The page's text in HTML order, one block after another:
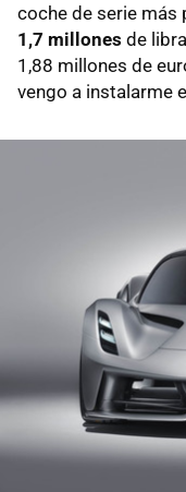
coche de serie más
1,7 millones de
1,88 millones de
vengo a instalarme